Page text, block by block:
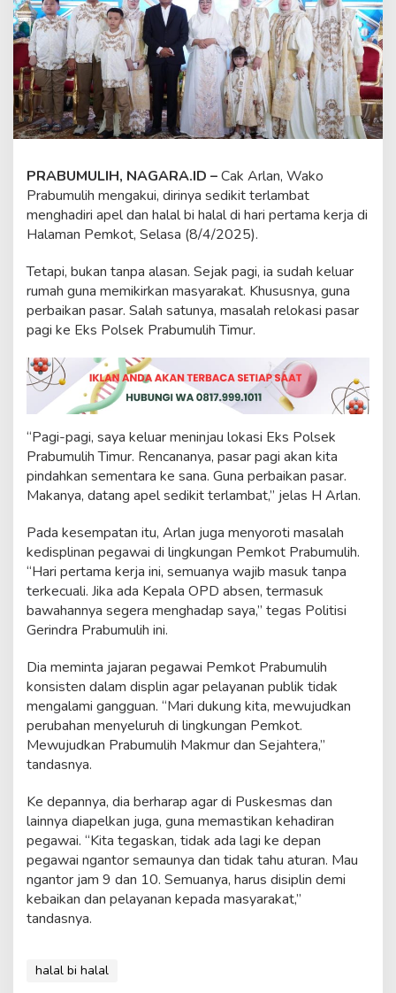
l
B
i
H
a
l
d
e
m
k
o
t
PRABUMULIH, NAGARA.ID –Cak Arlan, Wako
Prabumulih mengakui, dirinya sedikit terlambat
menghadiri apel dan halal bi halal di hari pertama kerja di
Halaman Pemkot, Selasa (8/4/2025).
Tetapi, bukan tanpa alasan. Sejak pagi, ia sudah keluar
rumah guna memikirkan masyarakat. Khususnya, guna
perbaikan pasar. Salah satunya, masalah relokasi pasar
pagi ke Eks Polsek Prabumulih Timur.
“Pagi-pagi, saya keluar meninjau lokasi Eks Polsek
Prabumulih Timur. Rencananya, pasar pagi akan kita
pindahkan sementara ke sana. Guna perbaikan pasar.
Makanya, datang apel sedikit terlambat,” jelas H Arlan.
Pada kesempatan itu, Arlan juga menyoroti masalah
kedisplinan pegawai di lingkungan Pemkot Prabumulih.
“Hari pertama kerja ini, semuanya wajib masuk tanpa
terkecuali. Jika ada Kepala OPD absen, termasuk
bawahannya segera menghadap saya,” tegas Politisi
Gerindra Prabumulih ini.
Dia meminta jajaran pegawai Pemkot Prabumulih
konsisten dalam displin agar pelayanan publik tidak
mengalami gangguan. “Mari dukung kita, mewujudkan
perubahan menyeluruh di lingkungan Pemkot.
Mewujudkan Prabumulih Makmur dan Sejahtera,”
tandasnya.
Ke depannya, dia berharap agar di Puskesmas dan
lainnya diapelkan juga, guna memastikan kehadiran
pegawai. “Kita tegaskan, tidak ada lagi ke depan
pegawai ngantor semaunya dan tidak tahu aturan. Mau
ngantor jam 9 dan 10. Semuanya, harus disiplin demi
kebaikan dan pelayanan kepada masyarakat,”
tandasnya.
halal bi halal